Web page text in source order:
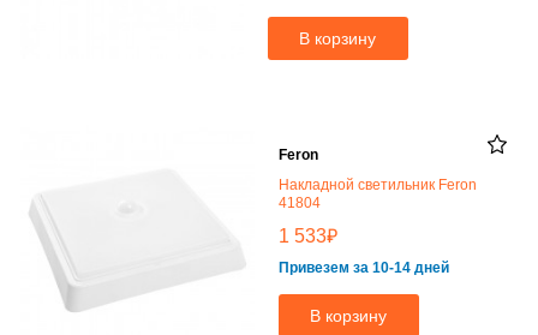
В корзину
Feron
Накладной светильник Feron
41804
1 533₽
Привезем за 10-14 дней
В корзину